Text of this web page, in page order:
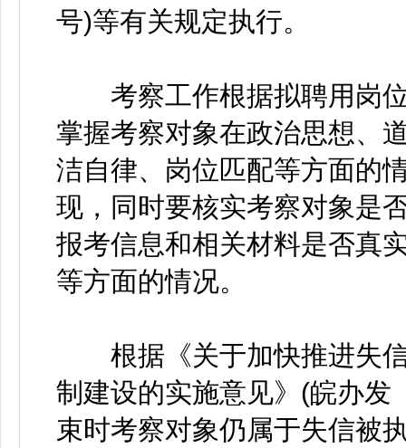
号)等有关规定执行。
考察工作根据拟聘用岗位
掌握考察对象在政治思想、
洁自律、岗位匹配等方面的
现，同时要核实考察对象是
报考信息和相关材料是否真
等方面的情况。
根据《关于加快推进失信
制建设的实施意见》(皖办发
束时考察对象仍属于失信被